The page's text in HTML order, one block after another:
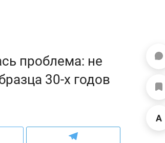
проблема: не
30-х годов